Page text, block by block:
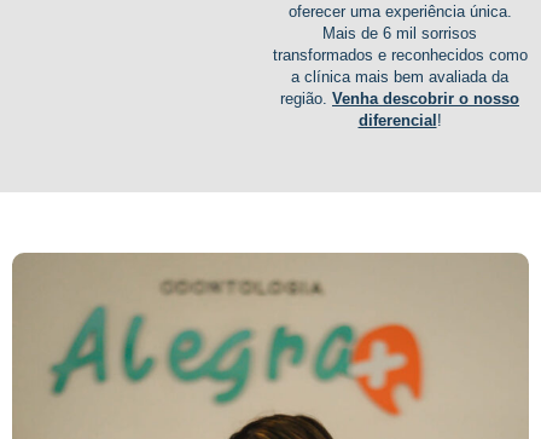
oferecer uma experiência única.
Mais de 6 mil sorrisos
transformados e reconhecidos como
a clínica mais bem avaliada da
região. Venha descobrir o nosso
diferencial!